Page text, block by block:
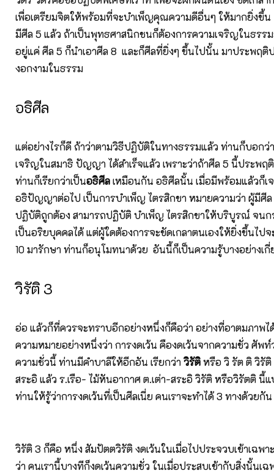
เพื่อเตรียมจิตให้พร้อมที่จะบำเพ็ญคุณความดีอื่นๆ ให้มากยิ่งขึ้น
มีศีล 5 แล้ว ถ้าเป็นพุทธศาสนิกชนก็ต้องการความเจริญในธรร
อยู่แค่ ศีล 5 ก็นำเอาศีล 8 และก็ศีลที่ยิ่งๆ ขึ้นไปนั้น มาประพฤติ
งอกงามในธรรม
อธิศีล
แต่อย่างไรก็ดี ถ้าว่าตามวิธีปฏิบัติในทางธรรมแล้ว ท่านก็บอกว่
เจริญในสมาธิ ปัญญา ได้สำเร็จแล้ว เพราะว่าถ้าศีล 5 นี้ประพ
ท่านก็เรียกว่าเป็นอธิศีลเหมือนกัน อธิศีลนั้น เมื่อมีพร้อมแล้วก็
อธิปัญญาต่อไป เป็นการบำเพ็ญ ไตรสิกขา หมายความว่า ผู้มีศี
ปฏิบัติถูกต้อง สามารถปฏิบัติ บำเพ็ญ ไตรสิกขาให้บริบูรณ์ จนก
เป็นอริยบุคคลได้ แต่ผู้ใดต้องการจะขัดเกลาตนเองให้ยิ่งขึ้นไปจ
10 มารักษา ท่านก็อนุโมทนาด้วย อันนี้ก็เป็นความรู้บางอย่างเกี่
วิรัติ 3
อ่อ แล้วก็ที่ควรจะทราบอีกอย่างหนึ่งก็คือว่า อย่างที่อาตมภาพ
ความหมายอย่างหนึ่งว่า การงดเว้น คืองดเว้นจากความชั่ว ศัพท์
ความชั่วนี้ ท่านมีคำบาลีให้อีกอัน เรียกว่าวิรัติหรือ วิ รัต ติ วิรั
สระอิ แล้ว ร.เรือ- ไม้หันอากาศ ต.เต่า-สระอิ วิรัติ หรือวิรัตติ นี้แ
ท่านให้รู้ว่าการงดเว้นที่เป็นศีลเนี่ย คนเราจะทำได้ 3 ทางด้วย
วิรัติ 3 ก็คือ หนึ่ง สัมปัตตวิรัติ งดเว้นในเมื่อไปประจวบเข้าเฉพ
ว่า คนเรานี้บางทีก็งดเว้นความชั่ว ในเมื่อประสบเข้ากับสิ่งนั้นเ